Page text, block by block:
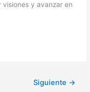
y avanzar en
Siguiente →